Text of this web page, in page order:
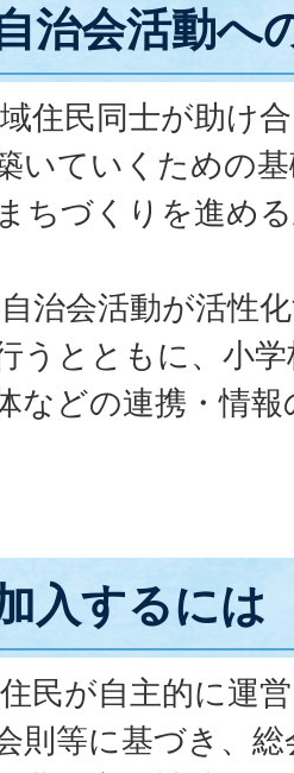
治会活動へ
住民同士が助け
いていくための
ちづくりを進め
治会活動が活性
うとともに、小
などの連携・情
入するには
民が自主的に運
則等に基づき、